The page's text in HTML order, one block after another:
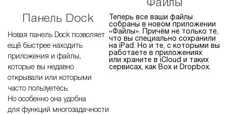
Панель Dock
Новая панель Dock позволяет
ещё быстрее находить
приложения и файлы,
которые вы недавно
открывали или которыми
часто пользуетесь.
Но особенно она удобна
для функций многозадачности
Файлы
Теперь все ваши файлы
собраны в новом приложении
«Файлы». Причём не только те,
что вы специально сохранили
на iPad. Но и те, с которыми вы
работаете в приложениях
или храните в iCloud и таких
сервисах, как Box и Dropbox.